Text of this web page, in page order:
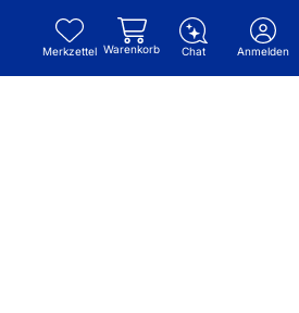
Merkzettel Warenkorb Chat Anmelden